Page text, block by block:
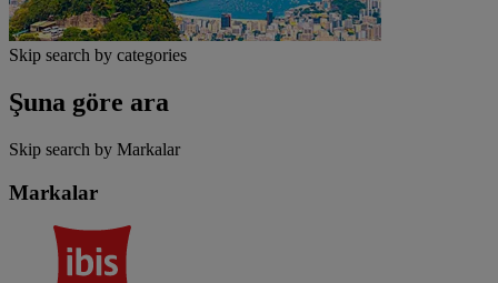
Skip search by categories
Şuna göre ara
Skip search by Markalar
Markalar